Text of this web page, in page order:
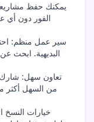
الفور دون أي
سير عمل منظم:
تعاون سهل: شارك
خيارات النسخ